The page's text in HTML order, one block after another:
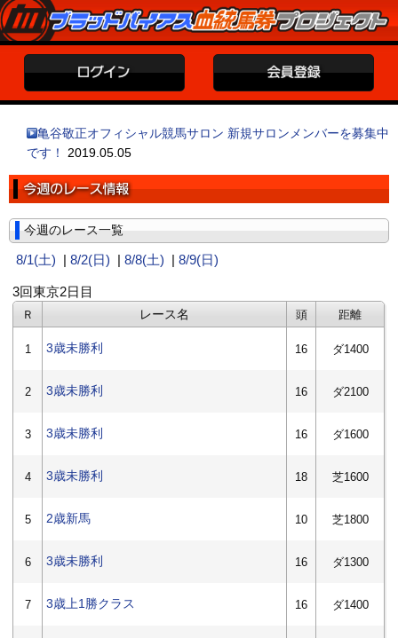
亀谷敬正オフィシャル競馬サロン 新規サロンメンバーを募集中
です！ 2019.05.05
今週のレース一覧
8/1(土) | 8/2(日) | 8/8(土) | 8/9(日)
3回東京2日目
Ｒ レース名 頭 距離
1 3歳未勝利 16 ダ1400
2 3歳未勝利 16 ダ2100
3 3歳未勝利 16 ダ1600
4 3歳未勝利 18 芝1600
5 2歳新馬 10 芝1800
6 3歳未勝利 16 ダ1300
7 3歳上1勝クラス 16 ダ1400